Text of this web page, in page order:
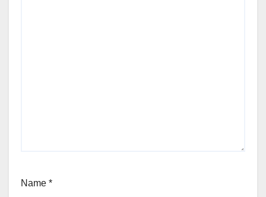
Name *